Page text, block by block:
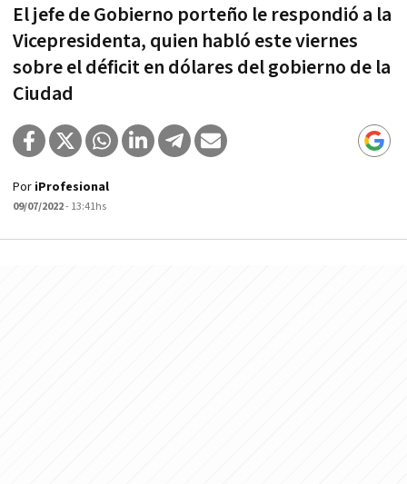
El jefe de Gobierno porteño le respondió a la
Vicepresidenta, quien habló este viernes
sobre el déficit en dólares del gobierno de la
Ciudad
Por iProfesional
09/07/2022- 13:41hs